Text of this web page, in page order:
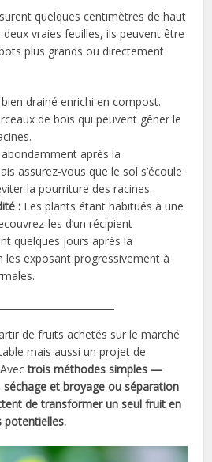
quelques centimètres de haut
vraies feuilles, ils peuvent être
plus grands ou directement
drainé enrichi en compost.
de bois qui peuvent gêner le
après la
assurez-vous que le sol s’écoule
la pourriture des racines.
: Les plants étant habitués à une
les d’un récipient
quelques jours après la
les exposant progressivement à
de fruits achetés sur le marché
mais aussi un projet de
trois méthodes simples —
et broyage ou séparation
de transformer un seul fruit en
potentielles.